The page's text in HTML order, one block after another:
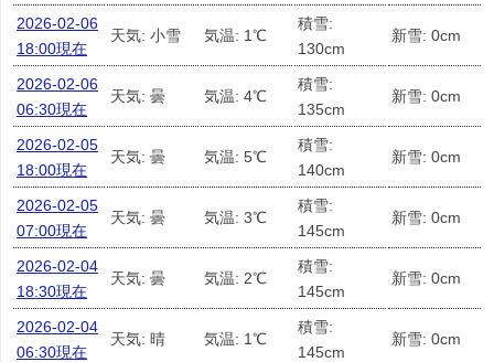
2026-02-06
18:00現在
天気: 小雪 気温: 1℃
積雪:
130cm
新雪: 0cm
2026-02-06
06:30現在
天気: 曇 気温: 4℃
積雪:
135cm
新雪: 0cm
2026-02-05
18:00現在
天気: 曇 気温: 5℃
積雪:
140cm
新雪: 0cm
2026-02-05
07:00現在
天気: 曇 気温: 3℃
積雪:
145cm
新雪: 0cm
2026-02-04
18:30現在
天気: 曇 気温: 2℃
積雪:
145cm
新雪: 0cm
2026-02-04
06:30現在
天気: 晴 気温: 1℃
積雪:
145cm
新雪: 0cm